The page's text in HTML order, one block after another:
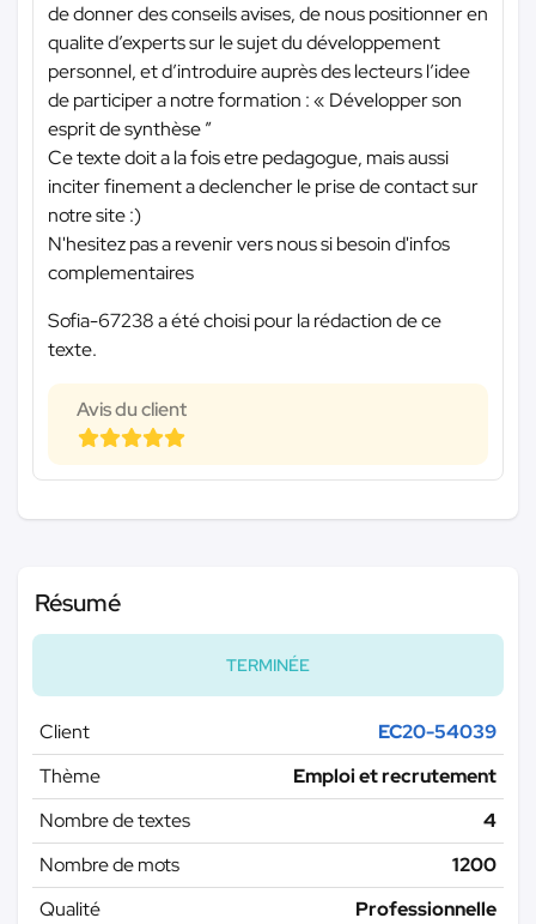
de donner des conseils avises, de nous positionner en
qualite d’experts sur le sujet du développement
personnel, et d’introduire auprès des lecteurs l’idee
de participer a notre formation : « Développer son
esprit de synthèse ”
Ce texte doit a la fois etre pedagogue, mais aussi
inciter finement a declencher le prise de contact sur
notre site :)
N'hesitez pas a revenir vers nous si besoin d'infos
complementaires
Sofia-67238 a été choisi pour la rédaction de ce
texte.
Avis du client
Résumé
TERMINÉE
Client
EC20-54039
Thème
Emploi et recrutement
Nombre de textes
4
Nombre de mots
1200
Qualité
Professionnelle